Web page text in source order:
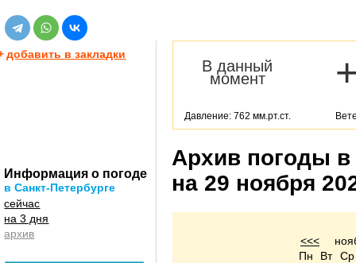
добавить в закладки
Информация о погоде
в Санкт-Петербурге
сейчас
на 3 дня
архив
В данный
момент
Давление: 762 мм.рт.ст.
Архив погоды в
на 29 ноября
<<<
Пн
Вт Ср